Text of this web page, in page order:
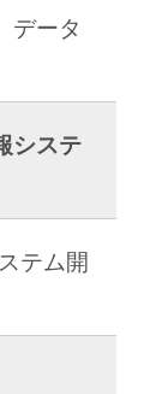
データ
システ
テム開